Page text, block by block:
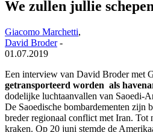
We zullen jullie
Giacomo Marchetti,
David Broder-
01.07.2019
Een interview van David Broder met
getransporteerd worden als
dodelijke luchtaanvallen van Saoedi-
De Saoedische bombardementen zijn
breder regionaal conflict met Iran. Tot
kraken. Op 20 juni stemde de